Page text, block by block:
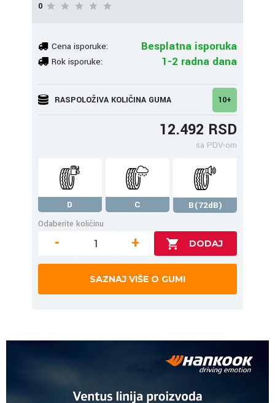
0
Cena isporuke: Besplatna isporuka
Rok isporuke: 1-2 radna dana
RASPOLOŽIVA KOLIČINA GUMA 10+
12.492 RSD
sa PDV-om
D C
B(72dB)
Odaberite količinu
- +
SAZNAJ VIŠE O GUMI